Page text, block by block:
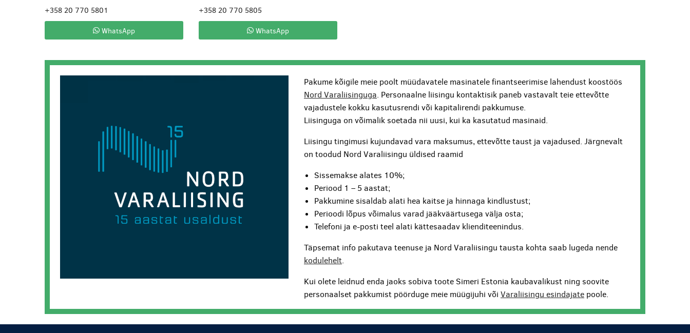
+358 20 770 5801
WhatsApp
+358 20 770 5805
WhatsApp
Pakume kõigile meie poolt müüdavatele masinatele finantseerimise lahendust koostöös
Nord Varaliisinguga. Personaalne liisingu kontaktisik paneb vastavalt teie ettevõtte
vajadustele kokku kasutusrendi või kapitalirendi pakkumuse.
Liisinguga on võimalik soetada nii uusi, kui ka kasutatud masinaid.
Liisingu tingimusi kujundavad vara maksumus, ettevõtte taust ja vajadused. Järgnevalt
on toodud Nord Varaliisingu üldised raamid
Sissemakse alates 10%;
Periood 1 – 5 aastat;
Pakkumine sisaldab alati hea kaitse ja hinnaga kindlustust;
Perioodi lõpus võimalus varad jääkväärtusega välja osta;
Telefoni ja e-posti teel alati kättesaadav klienditeenindus.
Täpsemat info pakutava teenuse ja Nord Varaliisingu tausta kohta saab lugeda nende
kodulehelt.
Kui olete leidnud enda jaoks sobiva toote Simeri Estonia kaubavalikust ning soovite
personaalset pakkumist pöörduge meie müügijuhi võiVaraliisingu esindajate poole.